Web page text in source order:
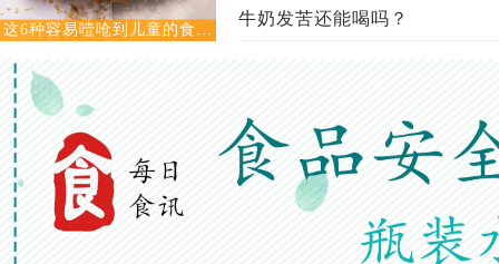
这6种容易噎呛到儿童的食...
牛奶发苦还能喝吗？